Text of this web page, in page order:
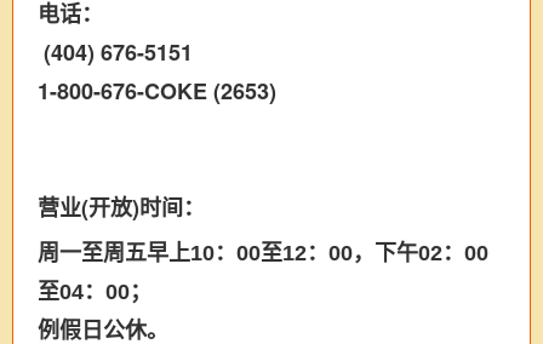
电话：
(404) 676-5151
1-800-676-COKE (2653)
营业(开放)时间：
周一至周五早上10：00至12：00，下午02：00
至04：00；
例假日公休。